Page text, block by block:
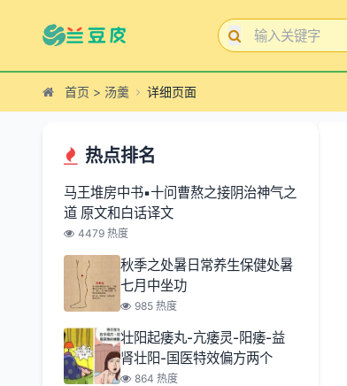
首页 > 汤羹 详细页面
热点排名
马王堆房中书▪十问曹熬之接阴治神气之
道 原文和白话译文
4479 热度
秋季之处暑日常养生保健处暑
七月中坐功
985 热度
壮阳起痿丸-亢痿灵-阳痿-益
肾壮阳-国医特效偏方两个
864 热度